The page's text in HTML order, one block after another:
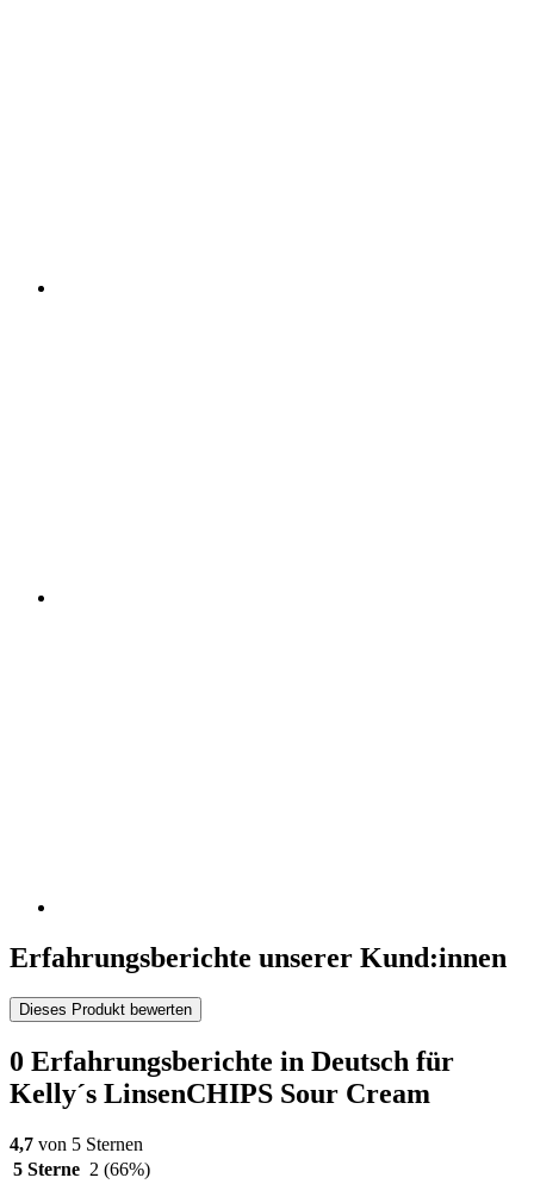
Erfahrungsberichte unserer Kund:innen
Dieses Produkt bewerten
0 Erfahrungsberichte in Deutsch für
Kelly´s LinsenCHIPS Sour Cream
4,7 von 5 Sternen
5 Sterne 2 (66%)